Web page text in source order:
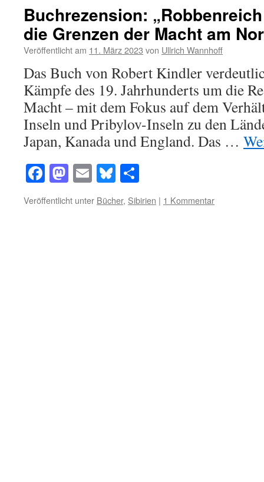
Buchrezension:
die Grenzen der Macht am
Veröffentlicht am 11. März 2023 von Ullrich Wannhoff
Das Buch von Robert Kindler
Kämpfe des 19. Jahrhunderts um die
Macht – mit dem Fokus auf dem
Inseln und Pribylov-Inseln zu den
Japan, Kanada und England. Das …
Facebook
Mastodon
EmailBluesky
Veröffentlicht unter Bücher, Sibirien | 1 Kommentar